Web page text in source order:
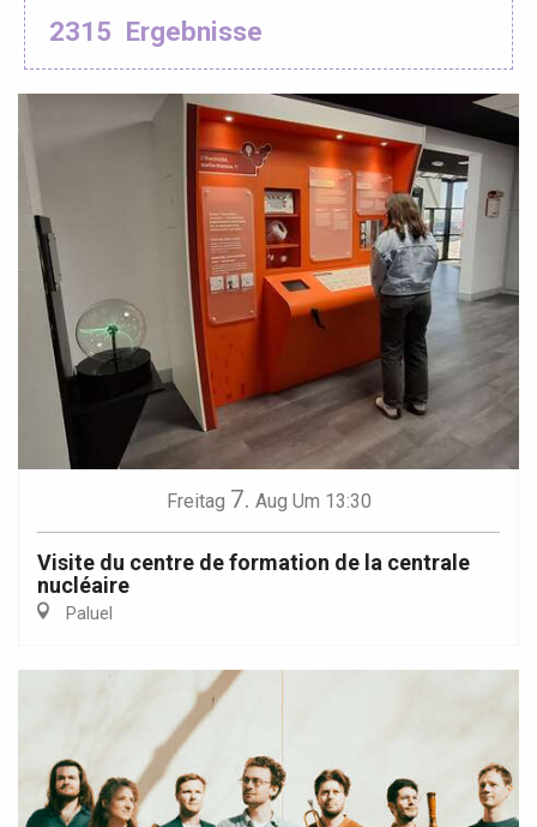
2315 Ergebnisse
Freitag 7. Aug Um 13:30
Visite du centre de formation de la centrale
nucléaire
Paluel